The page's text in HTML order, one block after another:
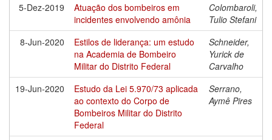
5-Dez-2019
Atuação dos bombeiros em
incidentes envolvendo amônia
Colombaroli,
Tulio Stefani
8-Jun-2020
Estilos de liderança: um estudo
na Academia de Bombeiro
Militar do Distrito Federal
Schneider,
Yurick de
Carvalho
19-Jun-2020
Estudo da Lei 5.970/73 aplicada
ao contexto do Corpo de
Bombeiros Militar do Distrito
Federal
Serrano,
Aymê Pires